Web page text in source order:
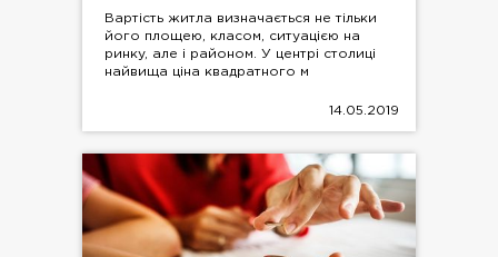
Вартість житла визначається не тільки
його площею, класом, ситуацією на
ринку, але і районом. У центрі столиці
найвища ціна квадратного м
14.05.2019